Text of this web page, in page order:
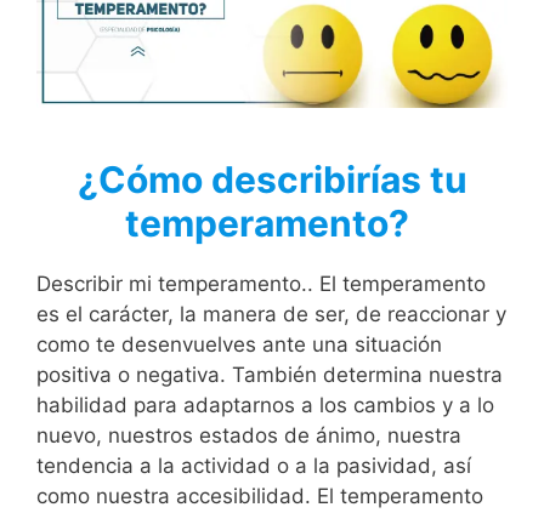
¿Cómo describirías tu
temperamento?
Describir mi temperamento.. El temperamento
es el carácter, la manera de ser, de reaccionar y
como te desenvuelves ante una situación
positiva o negativa. También determina nuestra
habilidad para adaptarnos a los cambios y a lo
nuevo, nuestros estados de ánimo, nuestra
tendencia a la actividad o a la pasividad, así
como nuestra accesibilidad. El temperamento